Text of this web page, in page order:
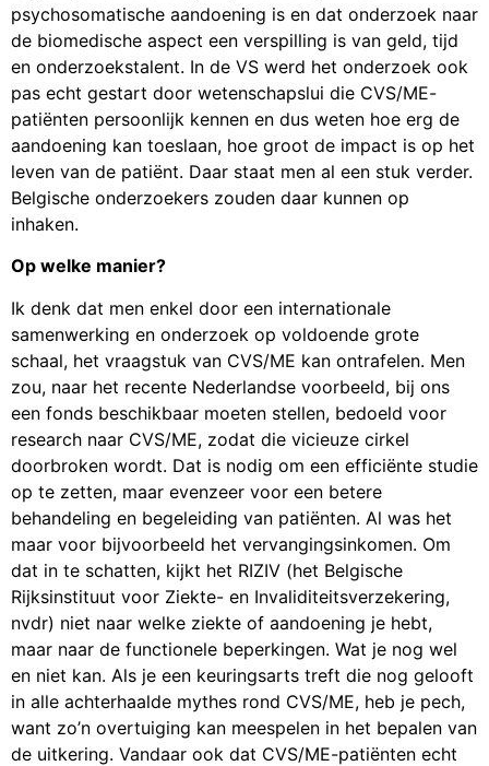
psychosomatische aandoening is en dat onderzoek naar
de biomedische aspect een verspilling is van geld, tijd
en onderzoekstalent. In de VS werd het onderzoek ook
pas echt gestart door wetenschapslui die CVS/ME-
patiënten persoonlijk kennen en dus weten hoe erg de
aandoening kan toeslaan, hoe groot de impact is op het
leven van de patiënt. Daar staat men al een stuk verder.
Belgische onderzoekers zouden daar kunnen op
inhaken.
Op welke manier?
Ik denk dat men enkel door een internationale
samenwerking en onderzoek op voldoende grote
schaal, het vraagstuk van CVS/ME kan ontrafelen. Men
zou, naar het recente Nederlandse voorbeeld, bij ons
een fonds beschikbaar moeten stellen, bedoeld voor
research naar CVS/ME, zodat die vicieuze cirkel
doorbroken wordt. Dat is nodig om een efficiënte studie
op te zetten, maar evenzeer voor een betere
behandeling en begeleiding van patiënten. Al was het
maar voor bijvoorbeeld het vervangingsinkomen. Om
dat in te schatten, kijkt het RIZIV (het Belgische
Rijksinstituut voor Ziekte- en Invaliditeitsverzekering,
nvdr) niet naar welke ziekte of aandoening je hebt,
maar naar de functionele beperkingen. Wat je nog wel
en niet kan. Als je een keuringsarts treft die nog gelooft
in alle achterhaalde mythes rond CVS/ME, heb je pech,
want zo’n overtuiging kan meespelen in het bepalen van
de uitkering. Vandaar ook dat CVS/ME-patiënten echt